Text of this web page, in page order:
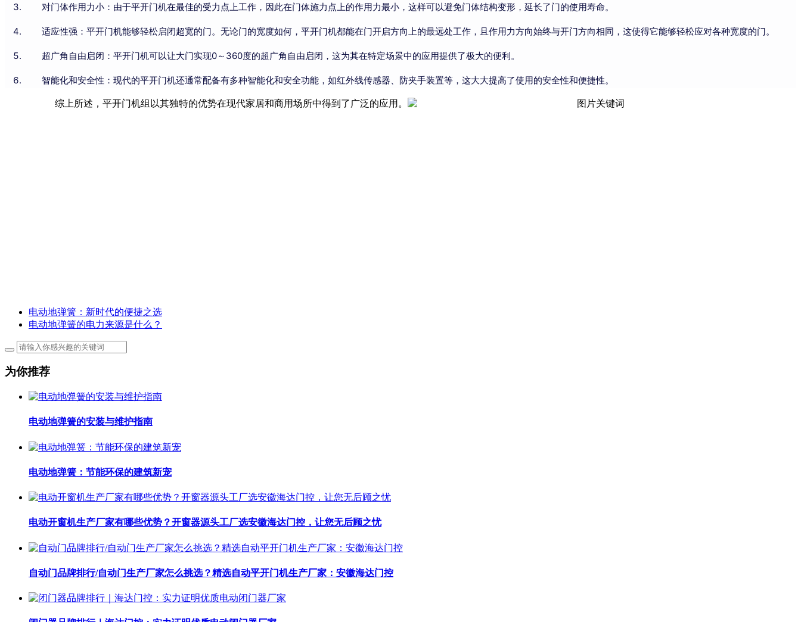
对门体作用力小：由于平开门机在最佳的受力点上工作，因此在门体施力点上的作用力最小，这样可以避免门体结构变形，延长了门的使用寿命。
适应性强：平开门机能够轻松启闭超宽的门。无论门的宽度如何，平开门机都能在门开启方向上的最远处工作，且作用力方向始终与开门方向相同，这使得它能够轻松应对各种宽度的门。
超广角自由启闭：平开门机可以让大门实现0～360度的超广角自由启闭，这为其在特定场景中的应用提供了极大的便利。
智能化和安全性：现代的平开门机还通常配备有多种智能化和安全功能，如红外线传感器、防夹手装置等，这大大提高了使用的安全性和便捷性。
综上所述，平开门机组以其独特的优势在现代家居和商用场所中得到了广泛的应用。
电动地弹簧：新时代的便捷之选
电动地弹簧的电力来源是什么？
为你推荐
电动地弹簧的安装与维护指南
电动地弹簧：节能环保的建筑新宠
电动开窗机生产厂家有哪些优势？开窗器源头工厂选安徽海达门控，让您无后顾之忧
自动门品牌排行/自动门生产厂家怎么挑选？精选自动平开门机生产厂家：安徽海达门控